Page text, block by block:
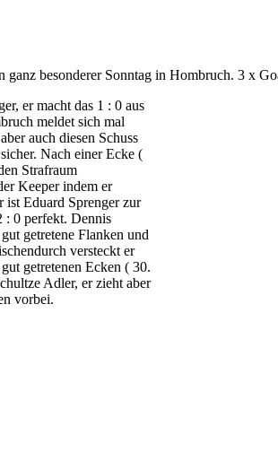
ganz besonderer Sonntag in Hombruch. 3 x
er macht das 1 : 0 aus
meldet sich mal
auch diesen Schuss
Nach einer Ecke (
Strafraum
Keeper indem er
ist Eduard Sprenger zur
: 0 perfekt. Dennis
getretene Flanken und
versteckt er
getretenen Ecken ( 30.
Adler, er zieht aber
vorbei.